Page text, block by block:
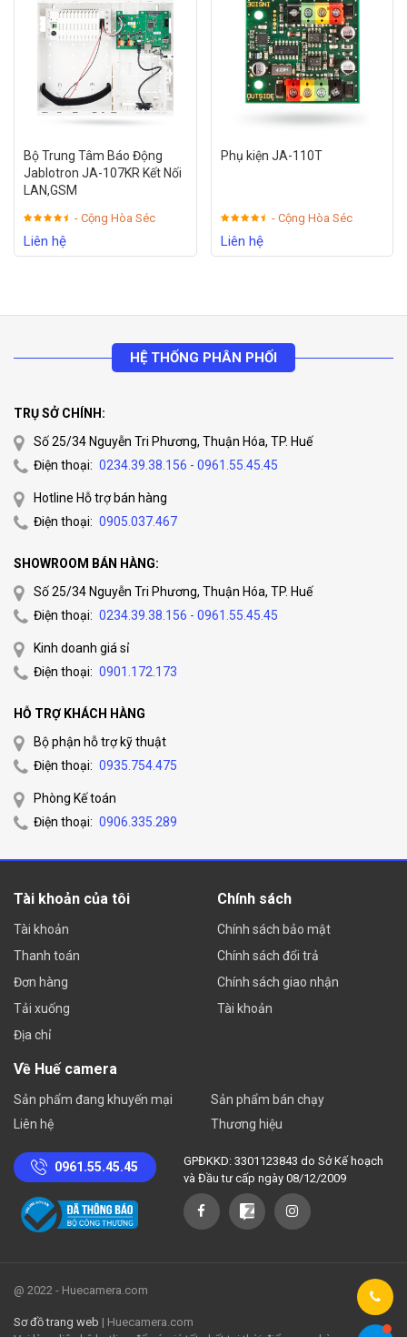
Bộ Trung Tâm Báo Động
Jablotron JA-107KR Kết Nối
LAN,GSM
- Cộng Hòa Séc
Liên hệ
Phụ kiện JA-110T
- Cộng Hòa Séc
Liên hệ
HỆ THỐNG PHÂN PHỐI
TRỤ SỞ CHÍNH:
Số 25/34 Nguyễn Tri Phương, Thuận Hóa, TP. Huế
Điện thoại: 0234.39.38.156 - 0961.55.45.45
Hotline Hỗ trợ bán hàng
Điện thoại: 0905.037.467
SHOWROOM BÁN HÀNG:
Số 25/34 Nguyễn Tri Phương, Thuận Hóa, TP. Huế
Điện thoại: 0234.39.38.156 - 0961.55.45.45
Kinh doanh giá sỉ
Điện thoại: 0901.172.173
HỖ TRỢ KHÁCH HÀNG
Bộ phận hỗ trợ kỹ thuật
Điện thoại: 0935.754.475
Phòng Kế toán
Điện thoại: 0906.335.289
Tài khoản của tôi
Tài khoản
Thanh toán
Đơn hàng
Tải xuống
Địa chỉ
Chính sách
Chính sách bảo mật
Chính sách đổi trả
Chính sách giao nhận
Tài khoản
Về Huế camera
Sản phẩm đang khuyến mại
Liên hệ
Sản phẩm bán chạy
Thương hiệu
0961.55.45.45
GPĐKKD: 3301123843 do Sở Kế hoạch
và Đầu tư cấp ngày 08/12/2009
@ 2022 - Huecamera.com
Sơ đồ trang web | Huecamera.com